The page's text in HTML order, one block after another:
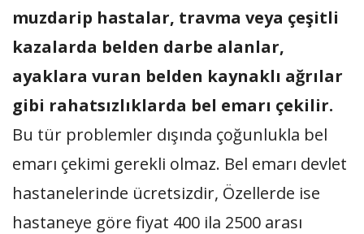
muzdarip hastalar, travma veya çeşitli
kazalarda belden darbe alanlar,
ayaklara vuran belden kaynaklı ağrılar
gibi rahatsızlıklarda bel emarı çekilir.
Bu tür problemler dışında çoğunlukla bel
emarı çekimi gerekli olmaz. Bel emarı devlet
hastanelerinde ücretsizdir, Özellerde ise
hastaneye göre fiyat 400 ila 2500 arası